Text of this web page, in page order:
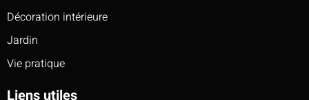
Décoration intérieure
Jardin
Vie pratique
Liens utiles